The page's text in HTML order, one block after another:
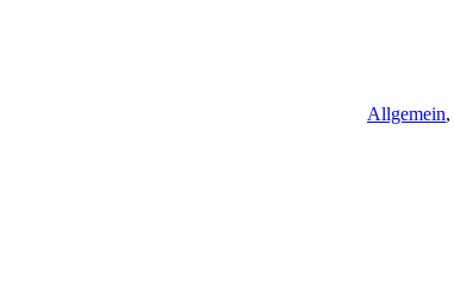
Allgemein,